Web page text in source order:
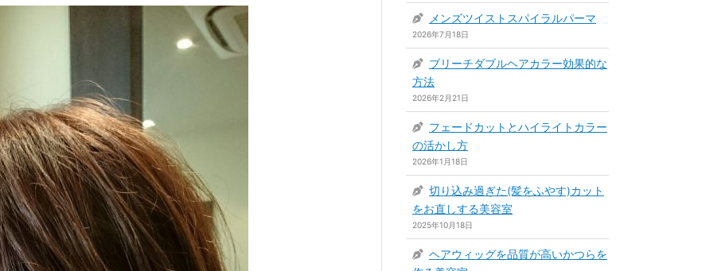
メンズツイストスパイラルパーマ
2026年7月18日
ブリーチダブルヘアカラー効果的な
方法
2026年2月21日
フェードカットとハイライトカラー
の活かし方
2026年1月18日
切り込み過ぎた(髪をふやす)カット
をお直しする美容室
2025年10月18日
ヘアウィッグを品質が高いかつらを